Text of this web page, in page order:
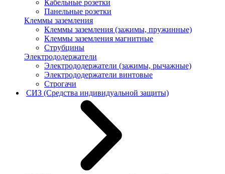
Кабельные розетки
Панельные розетки
Клеммы заземления
Клеммы заземления (зажимы, пружинные)
Клеммы заземления магнитные
Струбцины
Электрододержатели
Электрододержатели (зажимы, рычажные)
Электрододержатели винтовые
Строгачи
СИЗ (Средства индивидуальной защиты)